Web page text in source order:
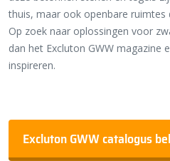
thuis, maar ook openbare ruimtes
Op zoek naar oplossingen voor
dan het Excluton GWW magazine
inspireren.
Excluton GWW catalogus